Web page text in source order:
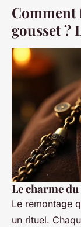
Comment
gousset ?
Le charme
Le remontage
un rituel.